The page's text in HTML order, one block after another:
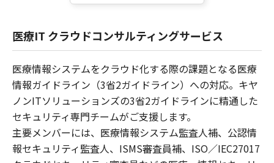
医療IT クラウドコンサルティングサービス
医療情報システムをクラウド化する際の課題となる医療
情報ガイドライン（3省2ガイドライン）への対応。キヤ
ノンITソリューションズの3省2ガイドラインに精通した
セキュリティ専門チームがご支援します。
主要メンバーには、医療情報システム監査人補、公認情
報セキュリティ監査人、ISMS審査員補、ISO／IEC27017